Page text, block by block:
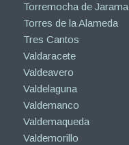
Torremocha de Jarama
Torres de la Alameda
Tres Cantos
Valdaracete
Valdeavero
Valdelaguna
Valdemanco
Valdemaqueda
Valdemorillo